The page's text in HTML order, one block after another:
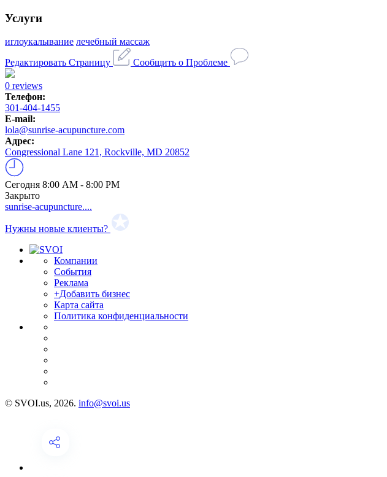
Услуги
иглоукалывание лечебный массаж
Редактировать Страницу
Сообщить о Проблеме
0 reviews
Телефон:
301-404-1455
E-mail:
lola@sunrise-acupuncture.com
Адрес:
Congressional Lane 121, Rockville, MD 20852
Сегодня 8:00 AM - 8:00 PM
Закрыто
sunrise-acupuncture....
Нужны новые клиенты?
Компании
События
Реклама
+Добавить бизнес
Карта сайта
Политика конфиденциальности
© SVOI.us, 2026. info@svoi.us